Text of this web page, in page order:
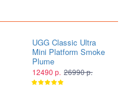
UGG Classic Ultra
Mini Platform Smoke
Plume
12490 р. 26990 р.